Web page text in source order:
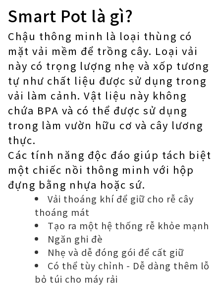
Smart Pot là gì?
Chậu thông minh là loại thùng có
mặt vải mềm để trồng cây. Loại vải
này có trọng lượng nhẹ và xốp tương
tự như chất liệu được sử dụng trong
vải làm cảnh. Vật liệu này không
chứa BPA và có thể được sử dụng
trong làm vườn hữu cơ và cây lương
thực.
Các tính năng độc đáo giúp tách biệt
một chiếc nồi thông minh với hộp
đựng bằng nhựa hoặc sứ.
Vải thoáng khí để giữ cho rễ cây
thoáng mát
Tạo ra một hệ thống rễ khỏe mạnh
Ngăn ghi đè
Nhẹ và dễ đóng gói để cất giữ
Có thể tùy chỉnh - Dễ dàng thêm lỗ
bỏ túi cho máy rải